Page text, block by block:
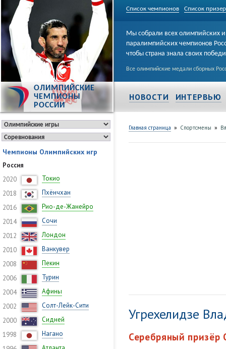
Список чемпионов Список
ОЛИМПИЙСКИЕ
ЧЕМПИОНЫ
РОССИИ
Мы собрали всех олимпийских и
паралимпийских чемпионов
чтобы страна знала своих
Все олимпийские медали сборных
НОВОСТИ ИНТЕРВЬЮ
Чемпионы Олимпийских игр
Россия
2020
Токио
2018
Пхёнчхан
2016
Рио-де-Жанейро
2014
Сочи
2012
Лондон
2010
Ванкувер
2008
Пекин
2006
Турин
2004
Афины
2002
Солт-Лейк-Сити
2000
Сидней
1998
Нагано
Главная страница » Спортсмены »
Угрехелидзе
Серебряный